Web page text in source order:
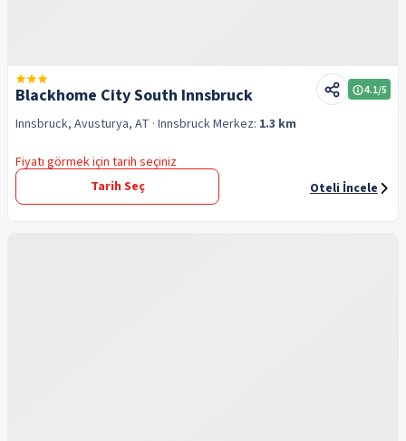
Blackhome City South Innsbruck 4.1/5
Innsbruck, Avusturya, AT · InnsbruckMerkez: 1.3 km
Fiyatı görmek için tarih seçiniz
Tarih Seç
Oteli İncele